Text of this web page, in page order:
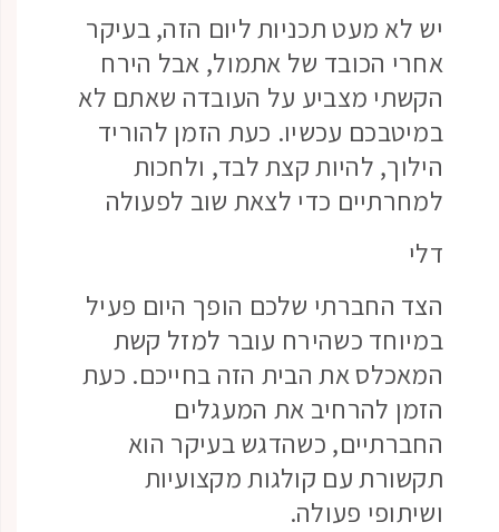
יש לא מעט תכניות ליום הזה, בעיקר
אחרי הכובד של אתמול, אבל הירח
הקשתי מצביע על העובדה שאתם לא
במיטבכם עכשיו. כעת הזמן להוריד
הילוך, להיות קצת לבד, ולחכות
למחרתיים כדי לצאת שוב לפעולה
דלי
הצד החברתי שלכם הופך היום פעיל
במיוחד כשהירח עובר למזל קשת
המאכלס את הבית הזה בחייכם. כעת
הזמן להרחיב את המעגלים
החברתיים, כשהדגש בעיקר הוא
תקשורת עם קולגות מקצועיות
ושיתופי פעולה.